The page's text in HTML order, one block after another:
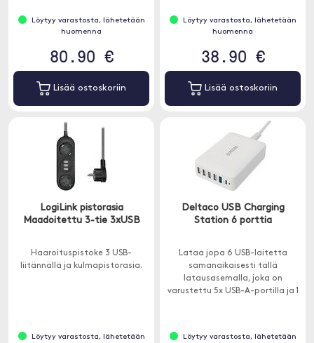
Löytyy varastosta, lähetetään
huomenna
80.90 €
Lisää ostoskoriin
Löytyy varastosta, lähetetään
huomenna
38.90 €
Lisää ostoskoriin
LogiLink pistorasia
Maadoitettu 3-tie 3xUSB
Haaroituspistoke 3 USB-
liitännällä ja kulmapistorasia.
Löytyy varastosta, lähetetään
Deltaco USB Charging
Station 6 porttia
Lataa jopa 6 USB-laitetta
samanaikaisesti tällä
latausasemalla, joka on
varustettu 5x USB-A-portilla ja 1
Löytyy varastosta, lähetetään